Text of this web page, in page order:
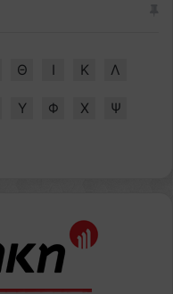
Θ Ι Κ Λ
Υ Φ Χ Ψ